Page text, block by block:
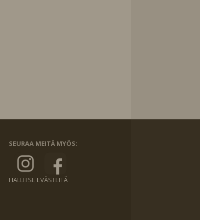
SEURAA MEITÄ MYÖS:
HALLITSE EVÄSTEITÄ